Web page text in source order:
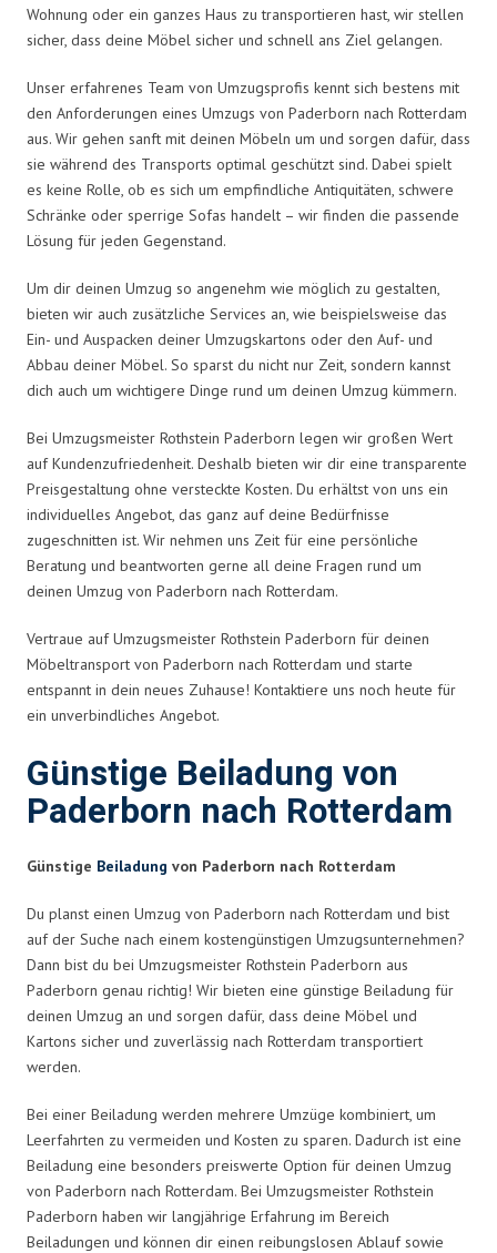
Wohnung oder ein ganzes Haus zu transportieren hast, wir stellen
sicher, dass deine Möbel sicher und schnell ans Ziel gelangen.
Unser erfahrenes Team von Umzugsprofis kennt sich bestens mit
den Anforderungen eines Umzugs von Paderborn nach Rotterdam
aus. Wir gehen sanft mit deinen Möbeln um und sorgen dafür, dass
sie während des Transports optimal geschützt sind. Dabei spielt
es keine Rolle, ob es sich um empfindliche Antiquitäten, schwere
Schränke oder sperrige Sofas handelt – wir finden die passende
Lösung für jeden Gegenstand.
Um dir deinen Umzug so angenehm wie möglich zu gestalten,
bieten wir auch zusätzliche Services an, wie beispielsweise das
Ein- und Auspacken deiner Umzugskartons oder den Auf- und
Abbau deiner Möbel. So sparst du nicht nur Zeit, sondern kannst
dich auch um wichtigere Dinge rund um deinen Umzug kümmern.
Bei Umzugsmeister Rothstein Paderborn legen wir großen Wert
auf Kundenzufriedenheit. Deshalb bieten wir dir eine transparente
Preisgestaltung ohne versteckte Kosten. Du erhältst von uns ein
individuelles Angebot, das ganz auf deine Bedürfnisse
zugeschnitten ist. Wir nehmen uns Zeit für eine persönliche
Beratung und beantworten gerne all deine Fragen rund um
deinen Umzug von Paderborn nach Rotterdam.
Vertraue auf Umzugsmeister Rothstein Paderborn für deinen
Möbeltransport von Paderborn nach Rotterdam und starte
entspannt in dein neues Zuhause! Kontaktiere uns noch heute für
ein unverbindliches Angebot.
Günstige Beiladung von
Paderborn nach Rotterdam
Günstige Beiladung von Paderborn nach Rotterdam
Du planst einen Umzug von Paderborn nach Rotterdam und bist
auf der Suche nach einem kostengünstigen Umzugsunternehmen?
Dann bist du bei Umzugsmeister Rothstein Paderborn aus
Paderborn genau richtig! Wir bieten eine günstige Beiladung für
deinen Umzug an und sorgen dafür, dass deine Möbel und
Kartons sicher und zuverlässig nach Rotterdam transportiert
werden.
Bei einer Beiladung werden mehrere Umzüge kombiniert, um
Leerfahrten zu vermeiden und Kosten zu sparen. Dadurch ist eine
Beiladung eine besonders preiswerte Option für deinen Umzug
von Paderborn nach Rotterdam. Bei Umzugsmeister Rothstein
Paderborn haben wir langjährige Erfahrung im Bereich
Beiladungen und können dir einen reibungslosen Ablauf sowie